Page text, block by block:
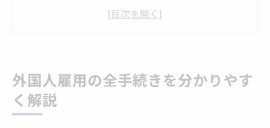
出
外国人雇用手続きで注意すべき期限管理法
外国人雇用の全手続きを分かりやす
く解説